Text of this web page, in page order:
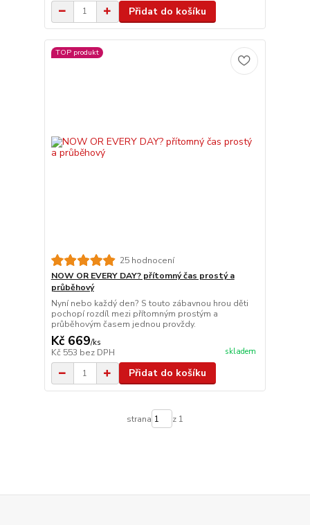
Přidat do košíku
TOP produkt
25 hodnocení
NOW OR EVERY DAY? přítomný čas prostý a
průběhový
Nyní nebo každý den? S touto zábavnou hrou děti
pochopí rozdíl mezi přítomným prostým a
průběhovým časem jednou provždy.
Kč 669/ks
Kč 553 bez DPH skladem
Přidat do košíku
strana z 1